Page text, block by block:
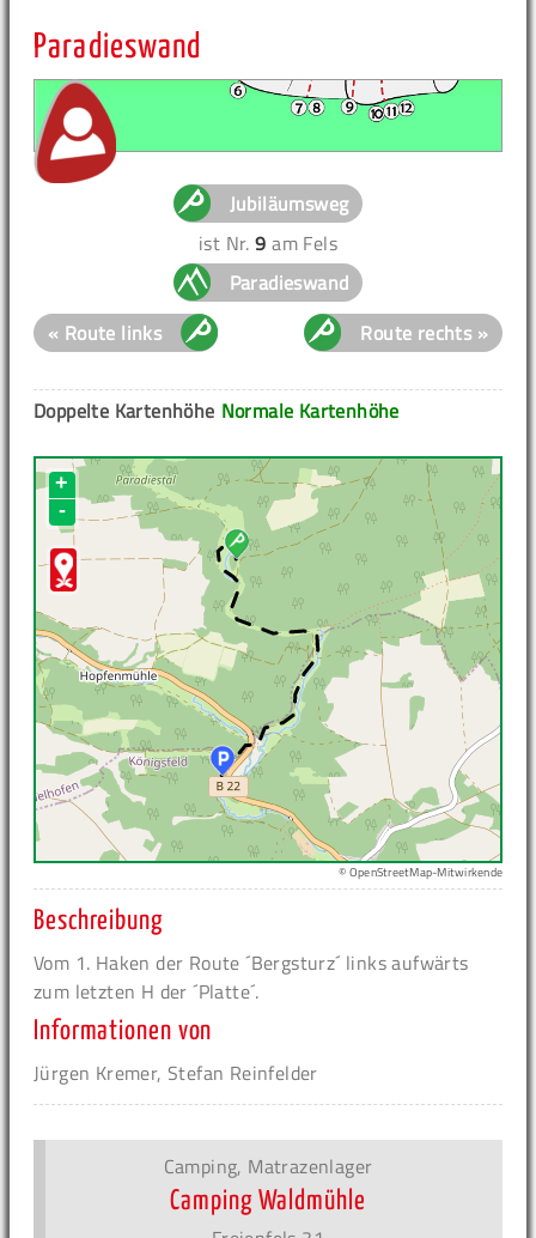
Paradieswand
Jubiläumsweg
ist Nr.9 am Fels
Paradieswand
« Route links
Route rechts »
Normale Kartenhöhe
Doppelte Kartenhöhe
+
-
© OpenStreetMap-Mitwirkende
Beschreibung
Vom 1. Haken der Route ´Bergsturz´ links aufwärts
zum letzten H der ´Platte´.
Informationen von
Jürgen Kremer, Stefan Reinfelder
Camping, Matrazenlager
Camping Waldmühle